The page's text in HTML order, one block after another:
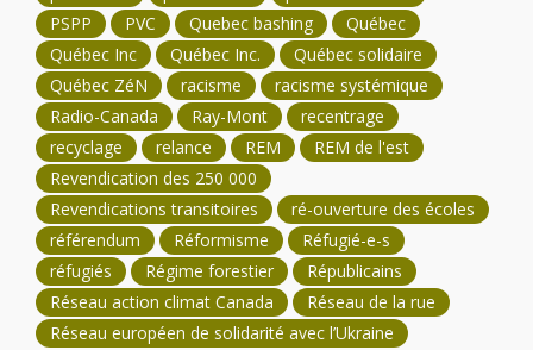
PSPP
PVC Quebec bashing
Québec
Québec Inc
Québec Inc.
Québec solidaire
Québec ZéN
racisme
racisme systémique
Radio-Canada
Ray-Mont
recentrage
recyclage
relance REM
REM de l'est
Revendication des 250 000
Revendications transitoires
ré-ouverture des écoles
référendum
Réformisme
Réfugié-e-s
réfugiés
Régime forestier
Républicains
Réseau action climat Canada
Réseau de la rue
Réseau européen de solidarité avec l’Ukraine